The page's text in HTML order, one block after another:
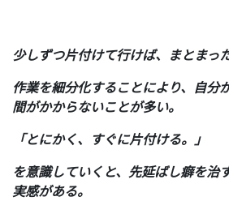
少しずつ片付けて行けば、まとまっ
作業を細分化することにより、自分
間がかからないことが多い。
「とにかく、すぐに片付ける。」
を意識していくと、先延ばし癖を治
実感がある。